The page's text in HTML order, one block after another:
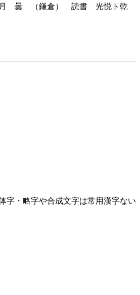
曇 （鎌倉） 読書 光悦ト乾
字・略字や合成文字は常用漢字ない